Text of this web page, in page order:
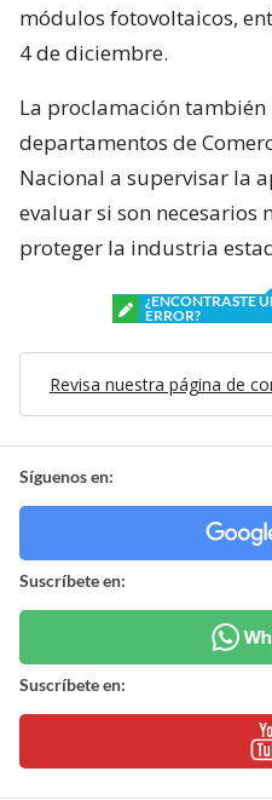
módulos fotovoltaicos,
4 de diciembre.
La proclamación también
departamentos de
Nacional a supervisar la
evaluar si son necesarios
proteger la industria
¿ENCONTRASTE
ERROR?
Revisa nuestra página de
Síguenos en:
Suscríbete en:
Suscríbete en: